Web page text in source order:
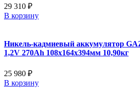
29 310 ₽
В корзину
Никель-кадмиевый аккумулятор
1,2V 270Ah 108x164x394мм 10,90кг
25 980 ₽
В корзину